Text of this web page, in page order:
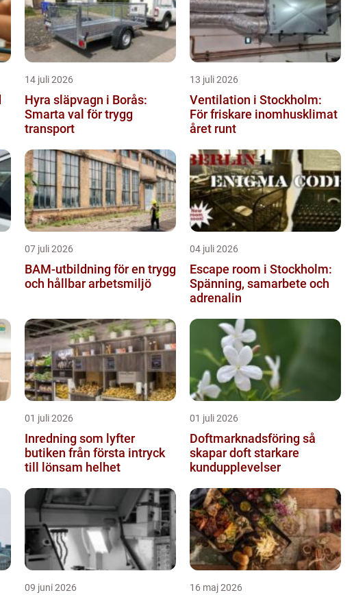
14 juli 2026
Hyra släpvagn i Borås:
Smarta val för trygg
transport
13 juli 2026
Ventilation i Stockholm:
För friskare inomhusklimat
året runt
07 juli 2026
BAM-utbildning för en trygg
och hållbar arbetsmiljö
04 juli 2026
Escape room i Stockholm:
Spänning, samarbete och
adrenalin
01 juli 2026
Inredning som lyfter
butiken från första intryck
till lönsam helhet
01 juli 2026
Doftmarknadsföring så
skapar doft starkare
kundupplevelser
09 juni 2026 16 maj 2026